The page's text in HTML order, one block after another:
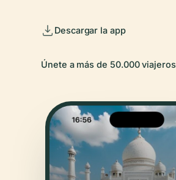
Descargar la app
Únete a más de 50.000 viajeros